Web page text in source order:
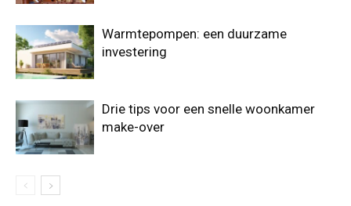
Warmtepompen: een duurzame
investering
Drie tips voor een snelle woonkamer
make-over